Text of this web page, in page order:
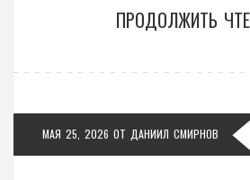
ПРОДОЛЖИТЬ
МАЯ 25, 2026 ОТ ДАНИИЛ СМИРНОВ